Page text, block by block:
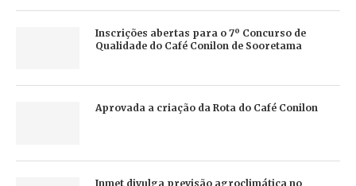
Inscrições abertas para o 7º Concurso de
Qualidade do Café Conilon de Sooretama
Aprovada a criação da Rota do Café Conilon
Inmet divulga previsão agroclimática no